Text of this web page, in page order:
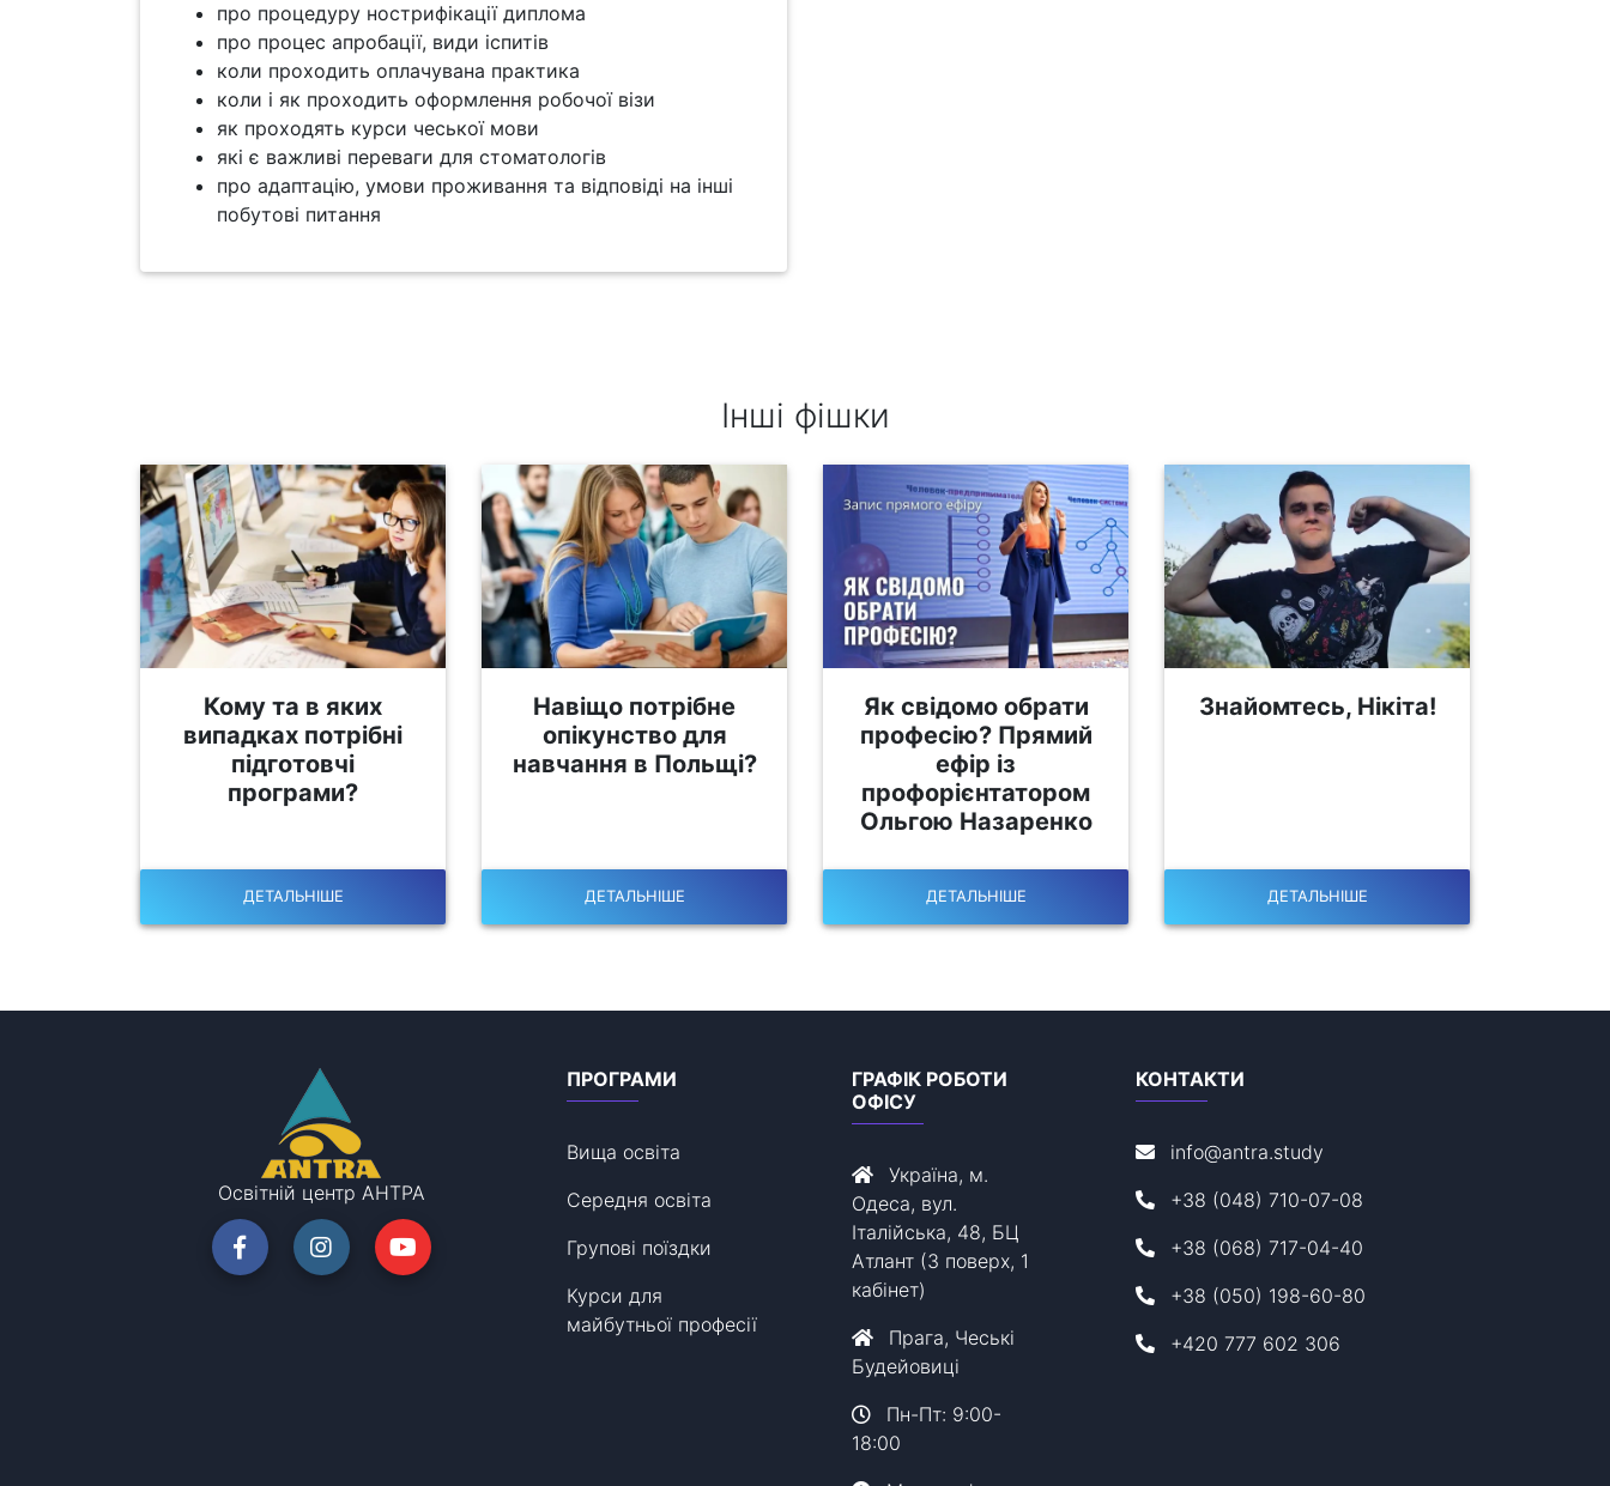
про процедуру нострифікації диплома
про процес апробації, види іспитів
коли проходить оплачувана практика
коли і як проходить оформлення робочої візи
як проходять курси чеської мови
які є важливі переваги для стоматологів
про адаптацію, умови проживання та відповіді на інші
побутові питання
Інші фішки
Кому та в яких
випадках потрібні
підготовчі
програми?
ДЕТАЛЬНІШЕ
Навіщо потрібне
опікунство для
навчання в Польщі?
ДЕТАЛЬНІШЕ
Як свідомо обрати
професію? Прямий
ефір із
профорієнтатором
Ольгою Назаренко
ДЕТАЛЬНІШЕ
Знайомтесь, Нікіта!
ДЕТАЛЬНІШЕ
Освітній центр АНТРА
ПРОГРАМИ
Вища освіта
Середня освіта
Групові поїздки
Курси для
майбутньої професії
ГРАФІК РОБОТИ
ОФІСУ
Україна, м.
Одеса, вул.
Італійська, 48, БЦ
Атлант (3 поверх, 1
кабінет)
Прага, Чеські
Будейовиці
Пн-Пт: 9:00-
18:00
КОНТАКТИ
info@antra.study
+38 (048) 710-07-08
+38 (068) 717-04-40
+38 (050) 198-60-80
+420 777 602 306